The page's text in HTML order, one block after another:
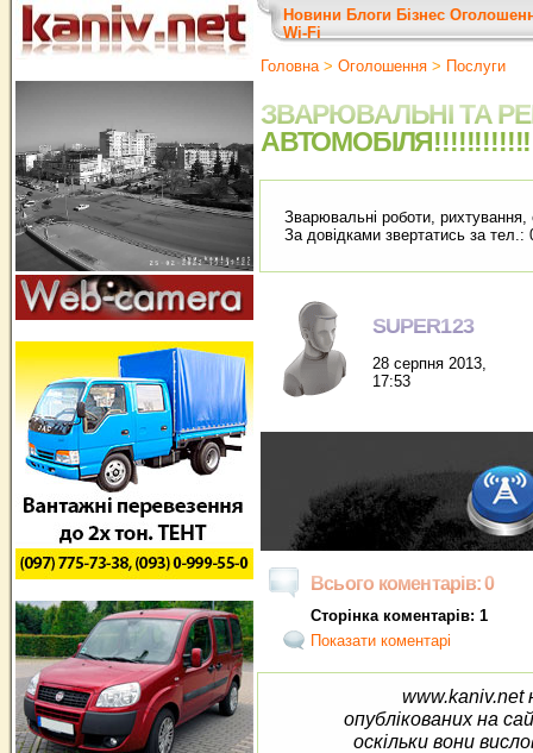
Новини Блоги Бізнес
Wi-Fi
Головна> Оголошення > Послуги
ЗВАРЮВАЛЬНІ ТА
Зварювальні роботи, рихтування,
За довідками звертатись за
SUPER123
28 серпня 2013,
17:53
Всього коментарів: 0
Сторінка коментарів: 1
Показати коментарі
www.kaniv.net
опублікованих на
оскільки вони